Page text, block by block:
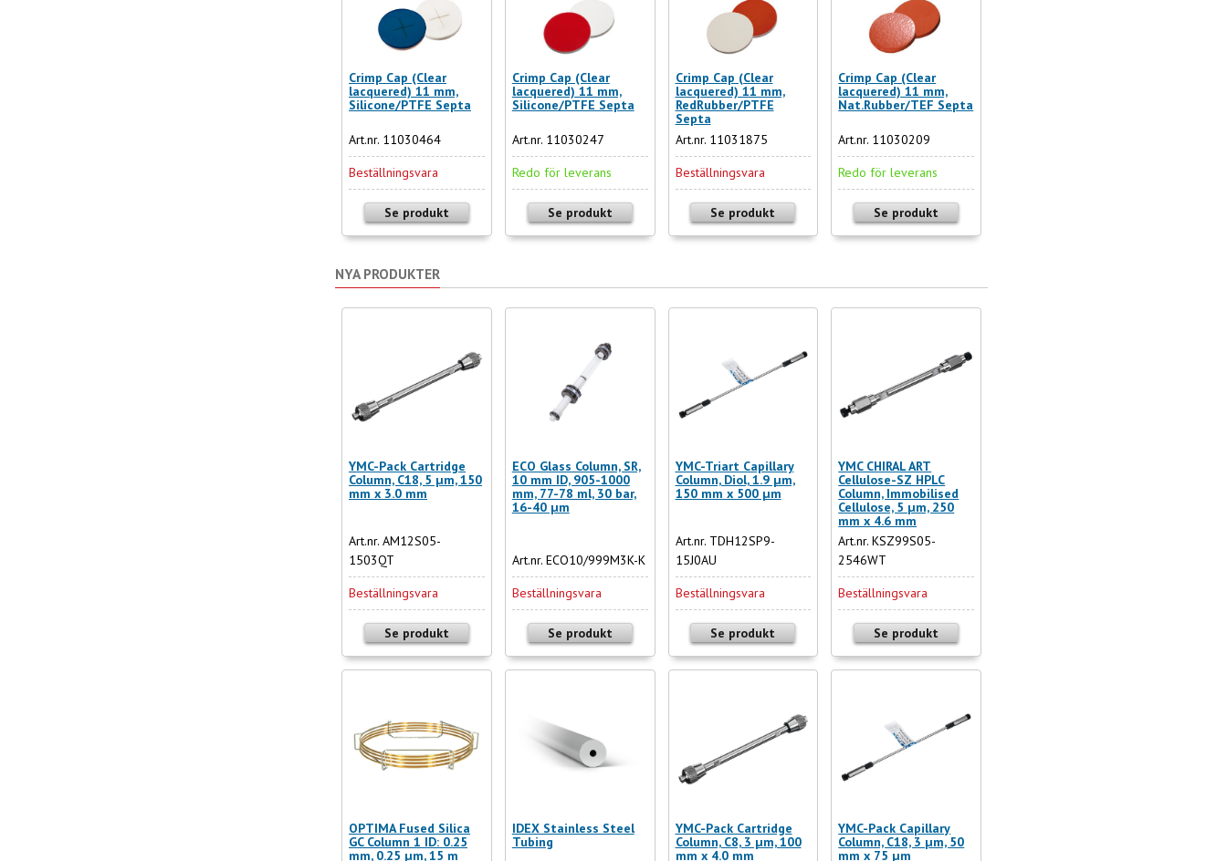
Crimp Cap (Clear
lacquered) 11 mm,
Silicone/PTFE Septa
Art.nr. 11030464
Beställningsvara
Se produkt
Crimp Cap (Clear
lacquered) 11 mm,
Silicone/PTFE Septa
Art.nr. 11030247
Redo för leverans
Se produkt
Crimp Cap (Clear
lacquered) 11 mm,
RedRubber/PTFE
Septa
Art.nr. 11031875
Beställningsvara
Se produkt
Crimp Cap (Clear
lacquered) 11 mm,
Nat.Rubber/TEF Septa
Art.nr. 11030209
Redo för leverans
Se produkt
NYA PRODUKTER
YMC-Pack Cartridge
Column, C18, 5 µm, 150
mm x 3.0 mm
Art.nr. AM12S05-
1503QT
Beställningsvara
Se produkt
ECO Glass Column, SR,
10 mm ID, 905-1000
mm, 77-78 ml, 30 bar,
16-40 µm
Art.nr. ECO10/999M3K-K
Beställningsvara
Se produkt
YMC-Triart Capillary
Column, Diol, 1.9 µm,
150 mm x 500 µm
Art.nr. TDH12SP9-
15J0AU
Beställningsvara
Se produkt
YMC CHIRAL ART
Cellulose-SZ HPLC
Column, Immobilised
Cellulose, 5 µm, 250
mm x 4.6 mm
Art.nr. KSZ99S05-
2546WT
Beställningsvara
Se produkt
OPTIMA Fused Silica
GC Column 1 ID: 0.25
mm, 0.25 µm, 15 m
IDEX Stainless Steel
Tubing
YMC-Pack Cartridge
Column, C8, 3 µm, 100
mm x 4.0 mm
YMC-Pack Capillary
Column, C18, 3 µm, 50
mm x 75 µm